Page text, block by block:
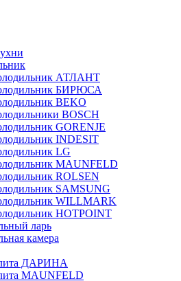
АТЛАНТ
БИРЮСА
BEKO
BOSCH
GORENJE
INDESIT
LG
MAUNFELD
ROLSEN
SAMSUNG
WILLMARK
HOTPOINT
ларь
камера
ДАРИНА
MAUNFELD